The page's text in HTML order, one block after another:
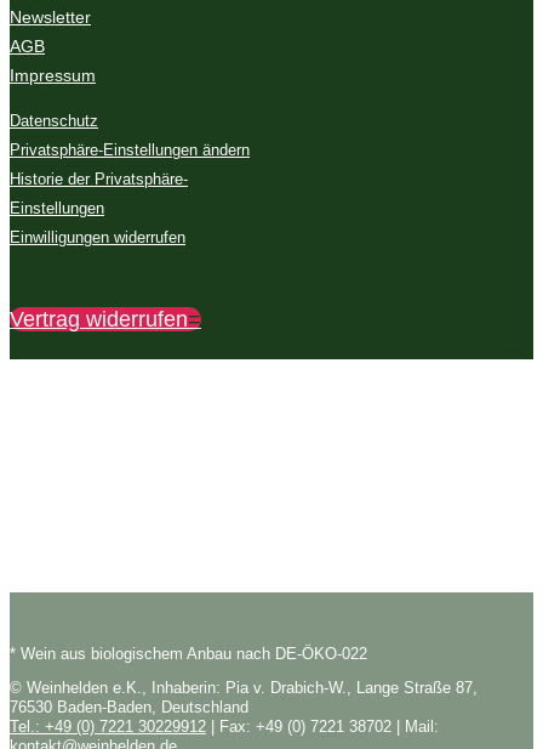
Newsletter
AGB
Impressum
Datenschutz
Privatsphäre-Einstellungen ändern
Historie der Privatsphäre-
Einstellungen
Einwilligungen widerrufen
Vertrag widerrufen
* Wein aus biologischem Anbau nach DE-ÖKO-022
© Weinhelden e.K., Inhaberin: Pia v. Drabich-W., Lange Straße 87,
76530 Baden-Baden, Deutschland
Tel.: +49 (0) 7221 30229912
| Fax: +49 (0) 7221 38702 | Mail: